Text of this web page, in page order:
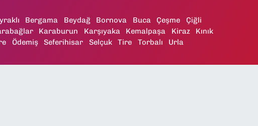
Bergama Beydağ Bornova Buca Çeşme
Çiğli
Karaburun Karşıyaka Kemalpaşa Kiraz
Kınık
Ödemiş Seferihisar Selçuk Tire Torbalı Urla